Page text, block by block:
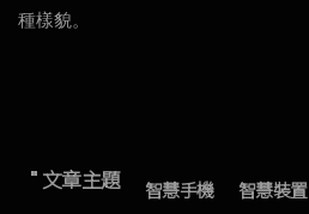
種樣貌。
" 文章主題 智慧手機 智慧裝置